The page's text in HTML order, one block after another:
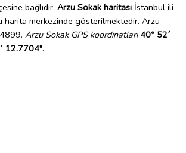
bağlıdır. Arzu Sokak haritası İstanbul ili
harita merkezinde gösterilmektedir. Arzu
Arzu Sokak GPS koordinatları 40° 52´
12.7704".